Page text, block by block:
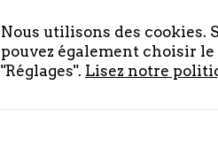
Nous utilisons des cookies.
pouvez également choisir
"Réglages". Lisez notre